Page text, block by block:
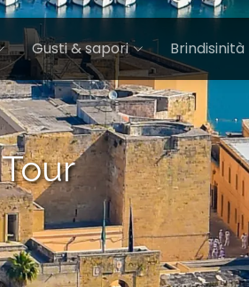
Gusti & sapori Brindisinità